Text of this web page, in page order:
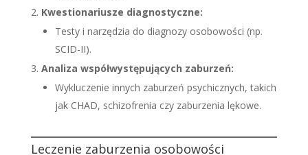
Kwestionariusze diagnostyczne:
Testy i narzędzia do diagnozy osobowości (np.
SCID-II).
Analiza współwystępujących zaburzeń:
Wykluczenie innych zaburzeń psychicznych, takich
jak CHAD, schizofrenia czy zaburzenia lękowe.
Leczenie zaburzenia osobowości